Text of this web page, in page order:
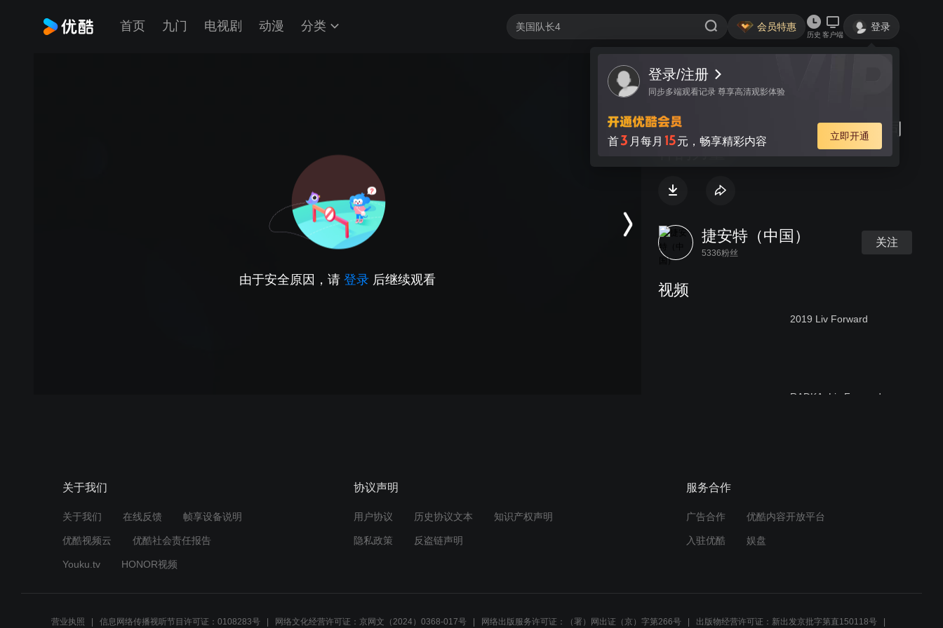
首页 九门 电视剧 动漫 分类 会员特惠
历史 客户端
登录
登录/注册
同步多端观看记录 尊享高清观影体验
首3 月每月 15元，畅享精彩内容 立即开通
由于安全原因，请 登录 后继续观看
视频 讨论
LIV品牌系列片—不同的角色，同
样的力量
捷安特（中国）
5336粉丝
关注
视频
2019 Liv Forward
RADKA_Liv Forward
关于我们
关于我们 在线反馈 帧享设备说明
优酷视频云 优酷社会责任报告
Youku.tv HONOR视频
协议声明
用户协议 历史协议文本 知识产权声明
隐私政策 反盗链声明
服务合作
广告合作 优酷内容开放平台
入驻优酷 娱盘
营业执照 信息网络传播视听节目许可证：0108283号 网络文化经营许可证：京网文（2024）0368-017号 网络出版服务许可证：（署）网出证（京）字第266号 出版物经营许可证：新出发京批字第直150118号